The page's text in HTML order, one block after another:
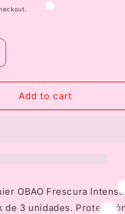
Add to cart
OBAO Frescura
de 3 unidades.